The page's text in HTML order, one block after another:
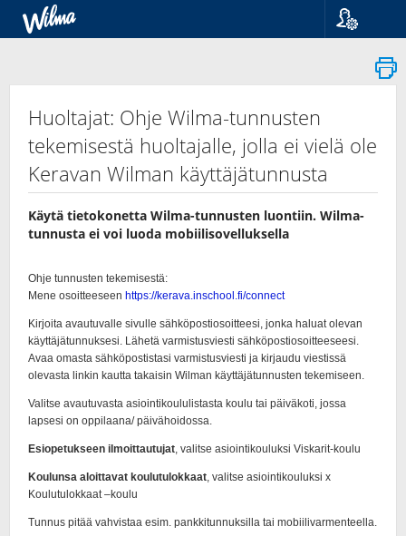
Suomi
Svenska
Huoltajat: Ohje Wilma-tunnusten
tekemisestä huoltajalle, jolla ei vielä ole
Keravan Wilman käyttäjätunnusta
Käytä tietokonetta Wilma-tunnusten luontiin. Wilma-
tunnusta ei voi luoda mobiilisovelluksella